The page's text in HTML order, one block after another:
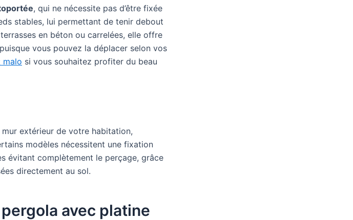
, qui ne nécessite pas d’être fixée
stables, lui permettant de tenir debout
en béton ou carrelées, elle offre
vous pouvez la déplacer selon vos
malo si vous souhaitez profiter du beau
mur extérieur de votre habitation,
modèles nécessitent une fixation
évitant complètement le perçage, grâce
directement au sol.
avec platine